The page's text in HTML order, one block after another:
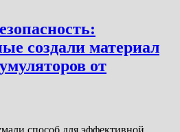
создали материал
от
способ для эффективной